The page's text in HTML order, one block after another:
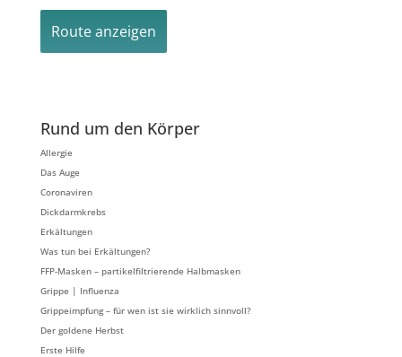
Rund um den Körper
Allergie
Das Auge
Coronaviren
Dickdarmkrebs
Erkältungen
Was tun bei Erkältungen?
FFP-Masken – partikelfiltrierende Halbmasken
Grippe | Influenza
Grippeimpfung – für wen ist sie wirklich sinnvoll?
Der goldene Herbst
Erste Hilfe